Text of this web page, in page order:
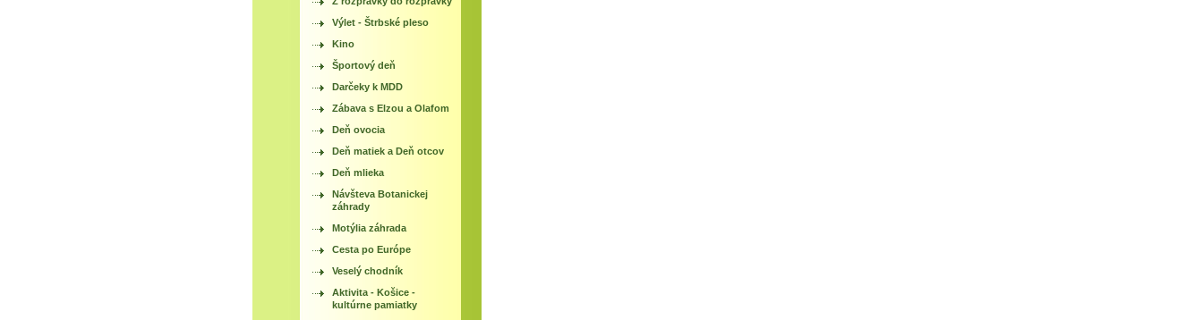
Výlet - Štrbské pleso
Kino
Športový deň
Darčeky k MDD
Zábava s Elzou a Olafom
Deň ovocia
Deň matiek a Deň otcov
Deň mlieka
Návšteva Botanickej
záhrady
Motýlia záhrada
Cesta po Európe
Veselý chodník
Aktivita - Košice -
kultúrne pamiatky